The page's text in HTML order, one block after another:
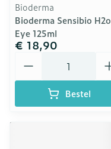
Bioderma
Bioderma Sensibio H2o
Eye 125ml
€ 18,90
Bestel